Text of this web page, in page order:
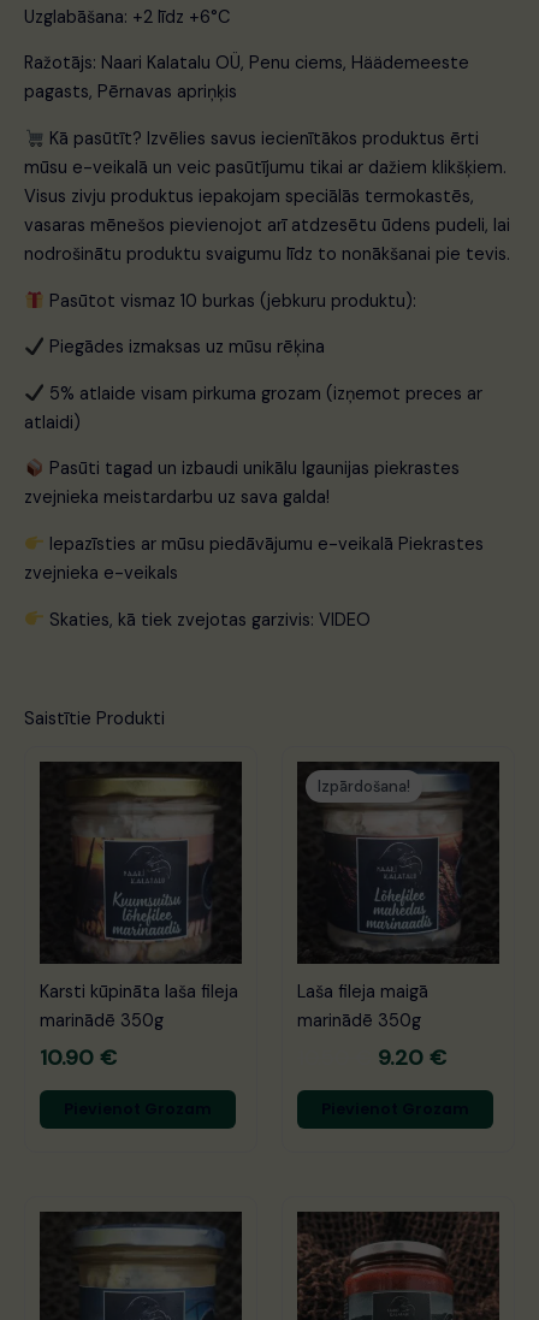
Uzglabāšana: +2 līdz +6°C
Ražotājs: Naari Kalatalu OÜ, Penu ciems, Häädemeeste
pagasts, Pērnavas apriņķis
Kā pasūtīt? Izvēlies savus iecienītākos produktus ērti
mūsu e-veikalā un veic pasūtījumu tikai ar dažiem klikšķiem.
Visus zivju produktus iepakojam speciālās termokastēs,
vasaras mēnešos pievienojot arī atdzesētu ūdens pudeli, lai
nodrošinātu produktu svaigumu līdz to nonākšanai pie tevis.
Pasūtot vismaz 10 burkas (jebkuru produktu):
Piegādes izmaksas uz mūsu rēķina
5% atlaide visam pirkuma grozam (izņemot preces ar
atlaidi)
Pasūti tagad un izbaudi unikālu Igaunijas piekrastes
zvejnieka meistardarbu uz sava galda!
Iepazīsties ar mūsu piedāvājumu e-veikalā Piekrastes
zvejnieka e-veikals
Skaties, kā tiek zvejotas garzivis: VIDEO
Saistītie Produkti
Karsti kūpināta laša fileja
marinādē 350g
10.90 €
Izpārdošana!
Laša fileja maigā
marinādē 350g
Sākotnējā
cena
bija:
10.50 €.
9.20 €
cena
ir:
9.20 €.